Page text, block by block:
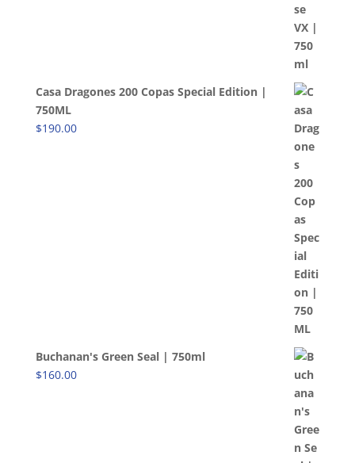
Casa Dragones 200 Copas Special Edition |
750ML
$190.00
Buchanan's Green Seal | 750ml
$160.00